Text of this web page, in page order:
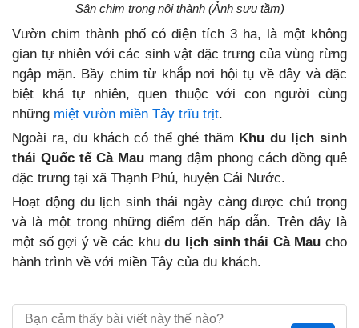
Sân chim trong nội thành (Ảnh sưu tầm)
Vườn chim thành phố có diện tích 3 ha, là một không
gian tự nhiên với các sinh vật đặc trưng của vùng rừng
ngập mặn. Bầy chim từ khắp nơi hội tụ về đây và đặc
biệt khá tự nhiên, quen thuộc với con người cùng
những miệt vườn miền Tây trĩu trịt.
Ngoài ra, du khách có thể ghé thăm Khu du lịch sinh
thái Quốc tế Cà Mau mang đậm phong cách đồng quê
đặc trưng tại xã Thạnh Phú, huyện Cái Nước.
Hoạt động du lịch sinh thái ngày càng được chú trọng
và là một trong những điểm đến hấp dẫn. Trên đây là
một số gợi ý về các khudu lịch sinh thái Cà Mau cho
hành trình về với miền Tây của du khách.